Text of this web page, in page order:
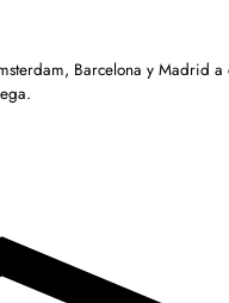
Barcelona y Madrid a